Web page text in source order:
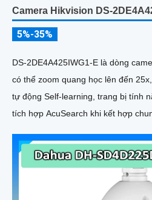
Camera Hikvision DS-
5%-35%
DS-2DE4A425IWG1-E là dòng
có thể zoom quang học lên đến
tự động Self-learning, trang bị tính
tích hợp AcuSearch khi kết hợp